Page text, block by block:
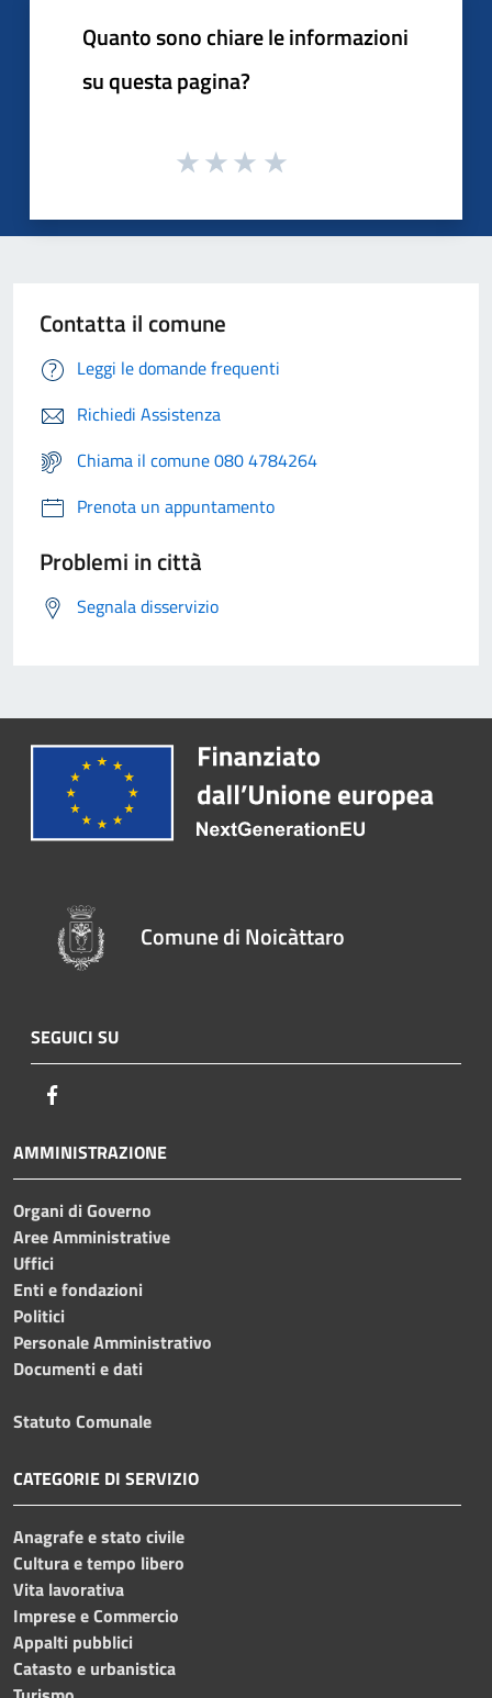
Quanto sono chiare le informazioni
su questa pagina?
Contatta il comune
Leggi le domande frequenti
Richiedi Assistenza
Chiama il comune 080 4784264
Prenota un appuntamento
Problemi in città
Segnala disservizio
Comune di Noicàttaro
SEGUICI SU
AMMINISTRAZIONE
Organi di Governo
Aree Amministrative
Uffici
Enti e fondazioni
Politici
Personale Amministrativo
Documenti e dati
Statuto Comunale
CATEGORIE DI SERVIZIO
Anagrafe e stato civile
Cultura e tempo libero
Vita lavorativa
Imprese e Commercio
Appalti pubblici
Catasto e urbanistica